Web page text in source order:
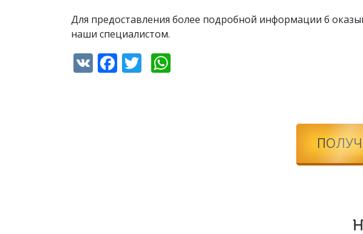
Для предоставления более подробной информации б
наши специалистом.
VK Facebook
Twitter